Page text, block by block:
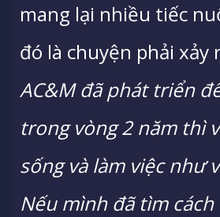
mang lại nhiều tiếc
đó là chuyện phải xảy
AC&M đã phát triển
trong vòng 2 năm thì
sống và làm việc như
Nếu mình đã tìm